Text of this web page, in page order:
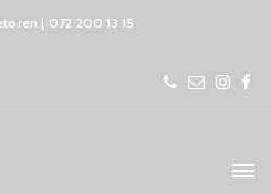
| 072 200 13 15